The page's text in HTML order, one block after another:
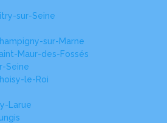
sur-Seine
sur-Marne
Maur-des-Fossés
Seine
le-Roi
Larue